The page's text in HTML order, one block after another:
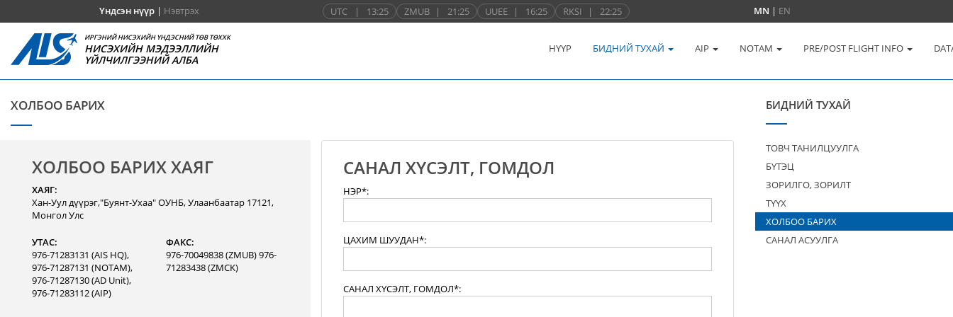
Үндсэн нүүр| Нэвтрэх UTC | 13:25 ZMUB | 21:25 UUEE | 16:25 RKSI | 22:25 MN | EN
ИРГЭНИЙ НИСЭХИЙН ҮНДЭСНИЙ ТӨВ ТӨХХК
НИСЭХИЙН МЭДЭЭЛЛИЙН
ҮЙЛЧИЛГЭЭНИЙ АЛБА
НҮҮР БИДНИЙ ТУХАЙ AIP NOTAM PRE/POST FLIGHT INFO
ХОЛБОО БАРИХ
ХОЛБОО БАРИХ ХАЯГ
ХАЯГ:
Хан-Уул дүүрэг,"Буянт-Ухаа" ОУНБ, Улаанбаатар 17121,
Монгол Улс
УТАС:
976-71283131 (AIS HQ),
976-71287131 (NOTAM),
976-71287130 (AD Unit),
976-71283112 (AIP)
ФАКС:
976-70049838 (ZMUB) 976-
71283438 (ZMCK)
САНАЛ ХҮСЭЛТ, ГОМДОЛ
НЭР*:
ЦАХИМ ШУУДАН*:
САНАЛ ХҮСЭЛТ, ГОМДОЛ*:
БИДНИЙ ТУХАЙ
ТОВЧ ТАНИЛЦУУЛГА
БҮТЭЦ
ЗОРИЛГО, ЗОРИЛТ
ТҮҮХ
ХОЛБОО БАРИХ
САНАЛ АСУУЛГА